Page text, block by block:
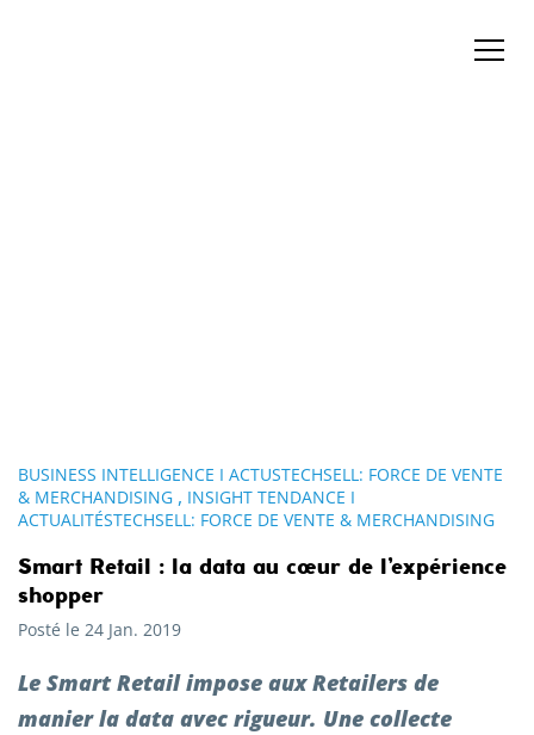
BUSINESS INTELLIGENCE I ACTUSTECHSELL: FORCE DE VENTE
& MERCHANDISING , INSIGHT TENDANCE I
ACTUALITÉSTECHSELL: FORCE DE VENTE & MERCHANDISING
Smart Retail : la data au cœur de l’expérience
shopper
Posté le 24 Jan. 2019
Le Smart Retail impose aux Retailers de
manier la data avec rigueur. Une collecte